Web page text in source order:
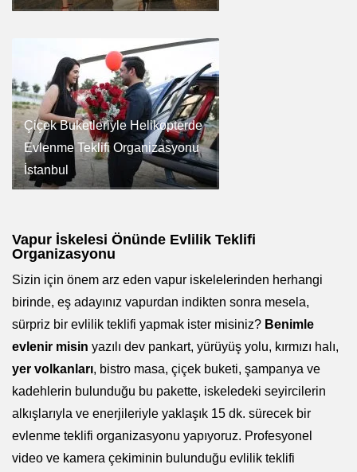
Çiçek Buketleriyle Helikopterde
Evlenme Teklifi Organizasyonu
İstanbul
Vapur İskelesi Önünde Evlilik Teklifi
Organizasyonu
Sizin için önem arz eden vapur iskelelerinden herhangi
birinde, eş adayınız vapurdan indikten sonra mesela,
sürpriz bir evlilik teklifi yapmak ister misiniz? Benimle
evlenir misin yazılı dev pankart, yürüyüş yolu, kırmızı halı,
yer volkanları, bistro masa, çiçek buketi, şampanya ve
kadehlerin bulunduğu bu pakette, iskeledeki seyircilerin
alkışlarıyla ve enerjileriyle yaklaşık 15 dk. sürecek bir
evlenme teklifi organizasyonu yapıyoruz. Profesyonel
video ve kamera çekiminin bulunduğu evlilik teklifi